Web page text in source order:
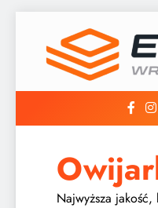
content
Najwyższa